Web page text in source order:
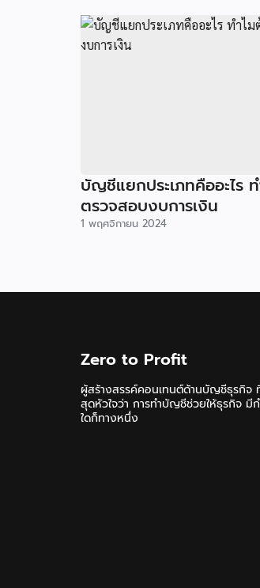
บัญชีแยกประเภทคืออะไร
ตรวจสอบงบการเงิน
1 พฤศจิกายน 2024
Zero to Profit
ผู้สร้างสรรค์คอนเทนต์ด้านบัญชีธุรกิจ
สุดหัวใจว่า การทำบัญชีช่วยให้ธุรกิจ มีก
ใดก็ทางหนึ่ง